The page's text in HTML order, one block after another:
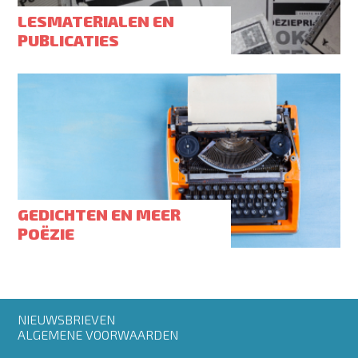
LESMATERIALEN EN
PUBLICATIES
GEDICHTEN EN MEER
POËZIE
Footer
menu
NIEUWSBRIEVEN
ALGEMENE VOORWAARDEN